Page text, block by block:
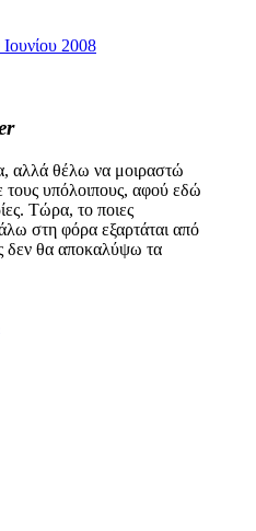
2008
αλλά θέλω να μοιραστώ
τους υπόλοιπους, αφού εδώ
Τώρα, το ποιες
στη φόρα εξαρτάται από
δεν θα αποκαλύψω τα